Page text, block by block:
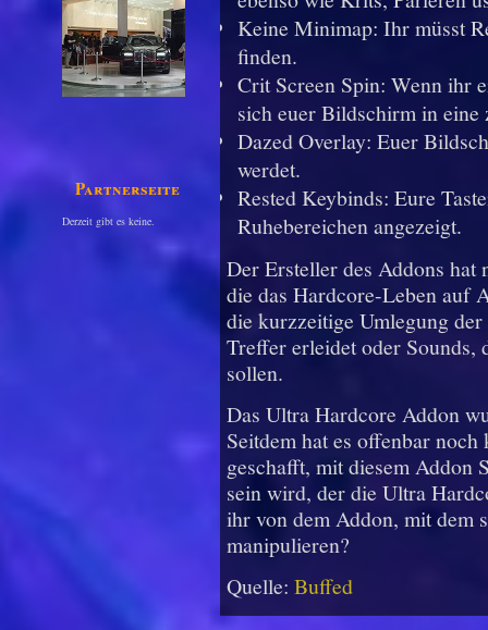
Partnerseiten
Derzeit gibt es keine.
Keine Minimap: Ihr müsst
finden.
Crit Screen Spin: Wenn ihr
sich euer Bildschirm in
Dazed Overlay: Euer
werdet.
Rested Keybinds: Eure
Ruhebereichen angezeigt.
Der Ersteller des Addons hat
die das Hardcore-Leben auf
die kurzzeitige Umlegung
Treffer erleidet oder Sounds,
sollen.
Das Ultra Hardcore Addon
Seitdem hat es offenbar
geschafft, mit diesem Addon
sein wird, der die Ultra
ihr von dem Addon, mit dem
manipulieren?
Quelle: Buffed